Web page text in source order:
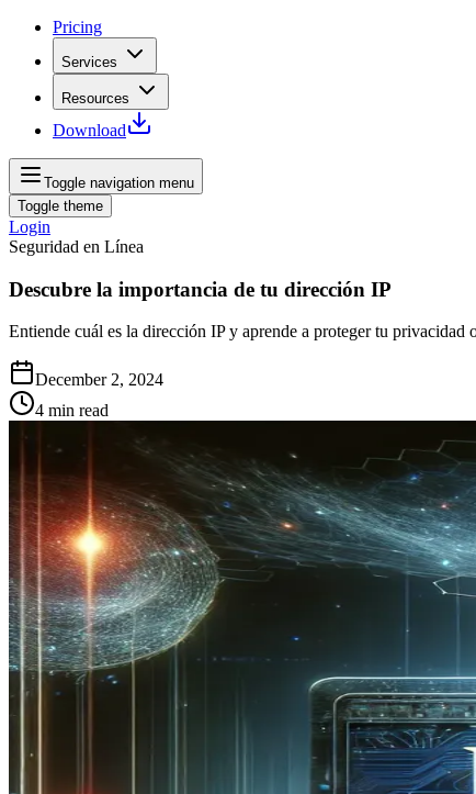
Pricing
Services
Resources
Download
Toggle navigation menu
Toggle theme
Login
Seguridad en Línea
Descubre la importancia de tu dirección IP
Entiende cuál es la dirección IP y aprende a proteger tu privacidad
December 2, 2024
4 min read